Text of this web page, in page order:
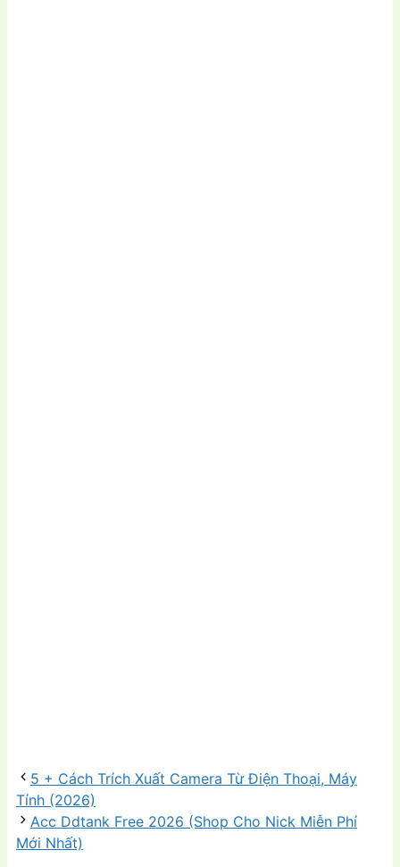
5 + Cách Trích Xuất Camera Từ Điện Thoại, Máy
Tính (2026)
Acc Ddtank Free 2026 (Shop Cho Nick Miễn Phí
Mới Nhất)